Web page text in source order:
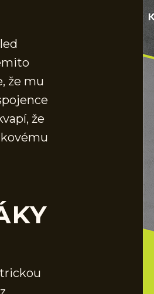
že mu
že